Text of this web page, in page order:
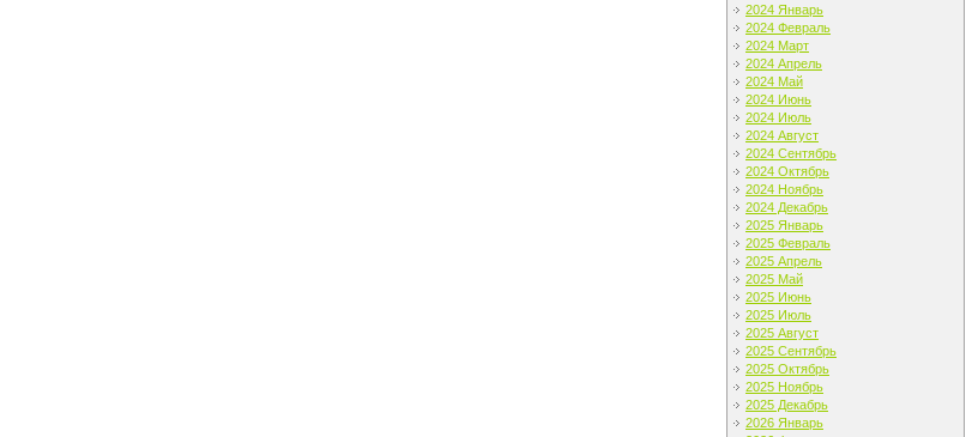
2024 Январь
2024 Февраль
2024 Март
2024 Апрель
2024 Май
2024 Июнь
2024 Июль
2024 Август
2024 Сентябрь
2024 Октябрь
2024 Ноябрь
2024 Декабрь
2025 Январь
2025 Февраль
2025 Апрель
2025 Май
2025 Июнь
2025 Июль
2025 Август
2025 Сентябрь
2025 Октябрь
2025 Ноябрь
2025 Декабрь
2026 Январь